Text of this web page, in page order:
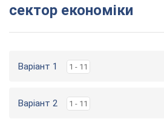
сектор економіки
Варіант 1 1 - 11
Варіант 2 1 - 11